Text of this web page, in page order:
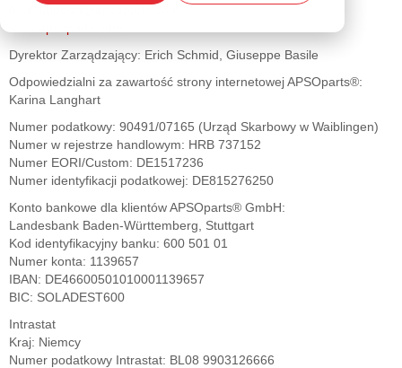
Dyrektor Zarządzający: Erich Schmid, Giuseppe Basile
Odpowiedzialni za zawartość strony internetowej APSOparts®:
Karina Langhart
Numer podatkowy: 90491/07165 (Urząd Skarbowy w Waiblingen)
Numer w rejestrze handlowym: HRB 737152
Numer EORI/Custom: DE1517236
Numer identyfikacji podatkowej: DE815276250
Konto bankowe dla klientów APSOparts® GmbH:
Landesbank Baden-Württemberg, Stuttgart
Kod identyfikacyjny banku: 600 501 01
Numer konta: 1139657
IBAN: DE46600501010001139657
BIC: SOLADEST600
Intrastat
Kraj: Niemcy
Numer podatkowy Intrastat: BL08 9903126666